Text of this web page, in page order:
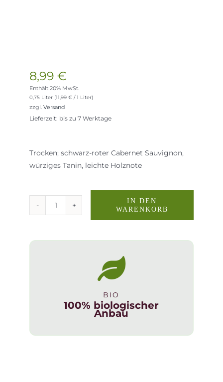
8,99€
Enthält 20% MwSt.
0,75 Liter (11,99€ / 1 Liter)
zzgl.Versand
Lieferzeit: bis zu 7 Werktage
Trocken; schwarz-roter Cabernet Sauvignon,
würziges Tanin, leichte Holznote
Cabernet
Füssen,
Hopfen
IN DEN
WARENKORB
BIO
100% biologischer
Anbau